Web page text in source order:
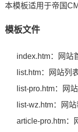
本模板适用于帝国
模板文件
index.htm：网站
list.htm：网站列
list-pro.htm：网
list-wz.htm：网
article-pro.htm：